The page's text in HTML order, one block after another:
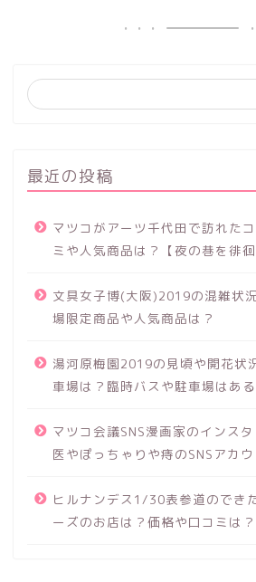
最近の投稿
マツコがアーツ千代田で訪れた
ミや人気商品は？【夜の巷を徘徊
文具女子博(大阪)2019の混雑状
場限定商品や人気商品は？
湯河原梅園2019の見頃や開花状
車場は？臨時バスや駐車場はある
マツコ会議SNS漫画家のインス
医やぽっちゃりや痔のSNSアカ
ヒルナンデス1/30表参道のでき
ーズのお店は？価格や口コミは？